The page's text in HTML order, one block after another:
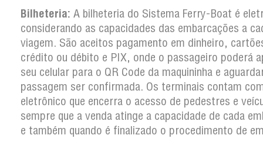
Bilheteria: A bilheteria do Sistema Ferry-Boat é
considerando as capacidades das embarcações a
viagem. São aceitos pagamento em dinheiro,
crédito ou débito e PIX, onde o passageiro poderá
seu celular para o QR Code da maquininha e
passagem ser confirmada. Os terminais contam
eletrônico que encerra o acesso de pedestres e
sempre que a venda atinge a capacidade de cada
e também quando é finalizado o procedimento de